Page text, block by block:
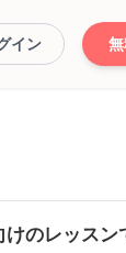
イン
のレッスン